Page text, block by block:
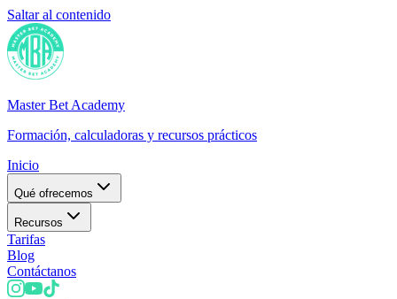
Saltar al contenido
Master Bet Academy
Formación, calculadoras y recursos prácticos
Inicio
Qué ofrecemos
Recursos
Tarifas
Blog
Contáctanos